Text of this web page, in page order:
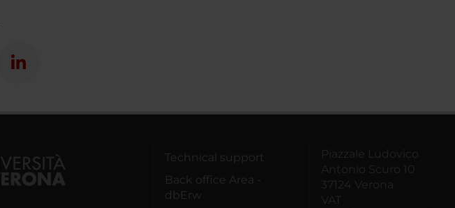
Technical support
Back office Area -
dbErw
Piazzale Ludovico
Antonio Scuro 10
37124 Verona
VAT